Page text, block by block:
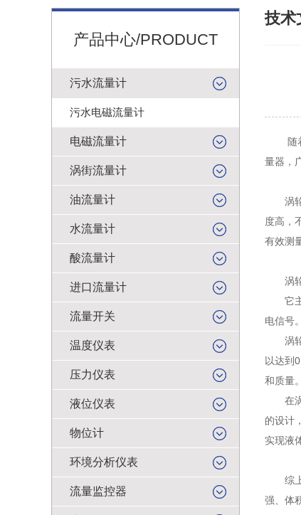
产品中心/PRODUCT
污水流量计
污水电磁流量计
电磁流量计
涡街流量计
油流量计
水流量计
酸流量计
进口流量计
流量开关
温度仪表
压力仪表
液位仪表
物位计
环境分析仪表
流量监控器
技术
随着
量器，
涡轮
度高，
有效测
涡轮
它主
电信号
涡轮
以达到
和质量。
在涡
的设计
实现液
综上
强、体